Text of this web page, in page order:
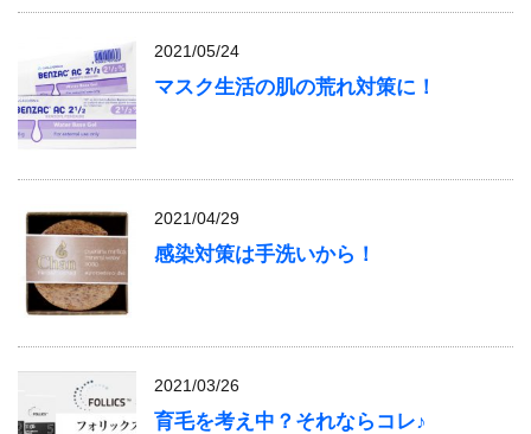
2021/05/24
マスク生活の肌の荒れ対策に！
2021/04/29
感染対策は手洗いから！
2021/03/26
育毛を考え中？それならコレ♪